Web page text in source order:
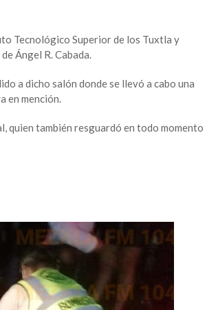
Tecnológico Superior de los Tuxtla y
Ángel R. Cabada.
a dicho salón donde se llevó a cabo una
en mención.
quien también resguardó en todo momento